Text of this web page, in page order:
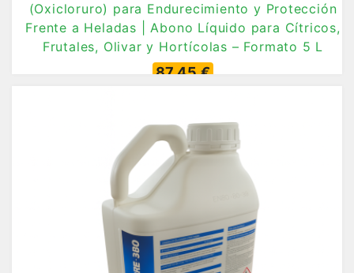
(Oxicloruro) para Endurecimiento y Protección
Frente a Heladas | Abono Líquido para Cítricos,
Frutales, Olivar y Hortícolas – Formato 5 L
87,45 €